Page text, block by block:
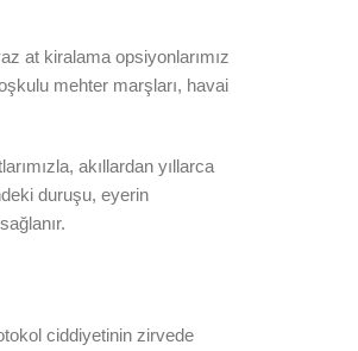
at kiralama opsiyonlarımız
mehter marşları, havai
akıllardan yıllarca
duruşu, eyerin
ciddiyetinin zirvede